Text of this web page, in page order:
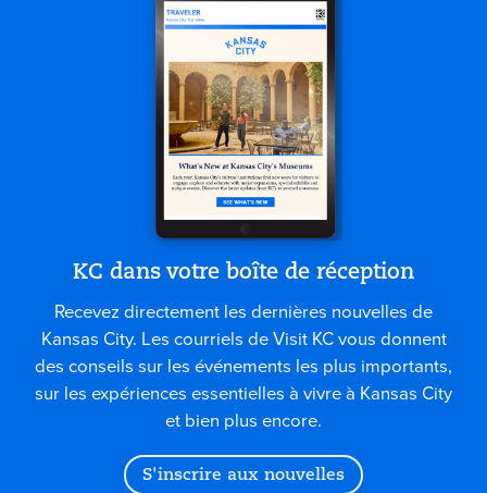
KC dans votre boîte de réception
Recevez directement les dernières nouvelles de
Kansas City. Les courriels de Visit KC vous donnent
des conseils sur les événements les plus importants,
sur les expériences essentielles à vivre à Kansas City
et bien plus encore.
S'inscrire aux nouvelles